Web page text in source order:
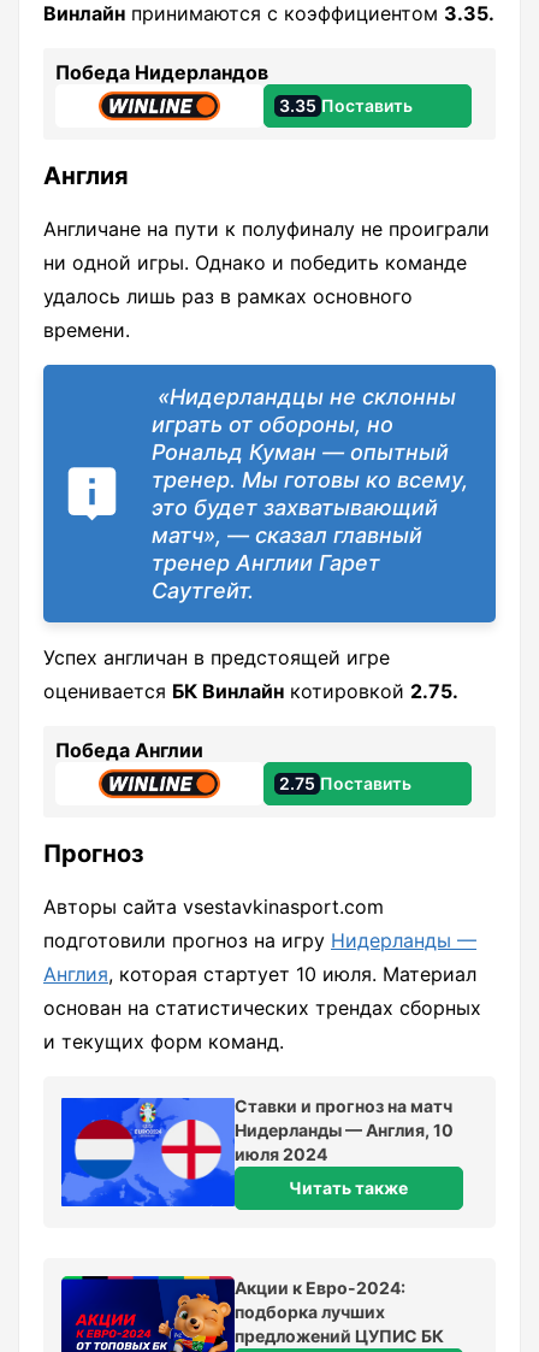
Винлайн принимаются с коэффициентом 3.35.
Победа Нидерландов
3.35 Поставить
Англия
Англичане на пути к полуфиналу не проиграли
ни одной игры. Однако и победить команде
удалось лишь раз в рамках основного
времени.
«Нидерландцы не склонны
играть от обороны, но
Рональд Куман — опытный
тренер. Мы готовы ко всему,
это будет захватывающий
матч», — сказал главный
тренер Англии Гарет
Саутгейт.
Успех англичан в предстоящей игре
оценивается БК Винлайн котировкой 2.75.
Победа Англии
2.75 Поставить
Прогноз
Авторы сайта vsestavkinasport.com
подготовили прогноз на игру Нидерланды —
Англия, которая стартует 10 июля. Материал
основан на статистических трендах сборных
и текущих форм команд.
Ставки и прогноз на матч
Нидерланды — Англия, 10
июля 2024
Читать также
Акции к Евро-2024:
подборка лучших
предложений ЦУПИС БК